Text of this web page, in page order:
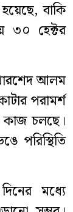
বাকি
৩০ হেক্টর
আলম
পরামর্শ
কাজ চলছে।
পরিস্থিতি
মধ্যে